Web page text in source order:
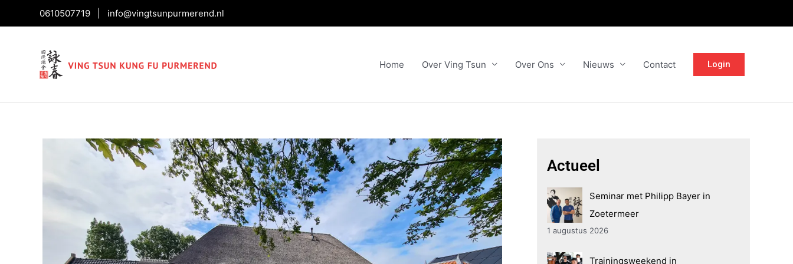
0610507719 info@vingtsunpurmerend.nl
Home Over Ving Tsun Over Ons Nieuws Contact Login
Actueel
Seminar met Philipp Bayer in
Zoetermeer
1 augustus 2026
Trainingsweekend in